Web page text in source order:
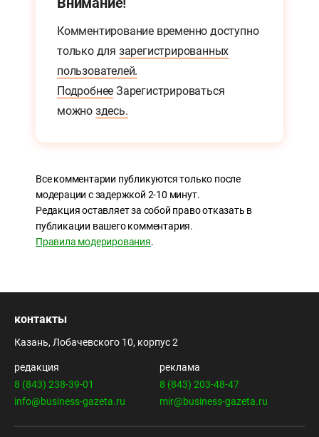
Комментирование временно доступно
только для зарегистрированных
пользователей.
Подробнее Зарегистрироваться
можно здесь.
Все комментарии публикуются только после
модерации с задержкой 2-10 минут.
Редакция оставляет за собой право отказать в
публикации вашего комментария.
Правила модерирования.
контакты
Казань, Лобачевского 10, корпус 2
редакция
8 (843) 238-39-01
info@business-gazeta.ru
реклама
8 (843) 203-48-47
mir@business-gazeta.ru